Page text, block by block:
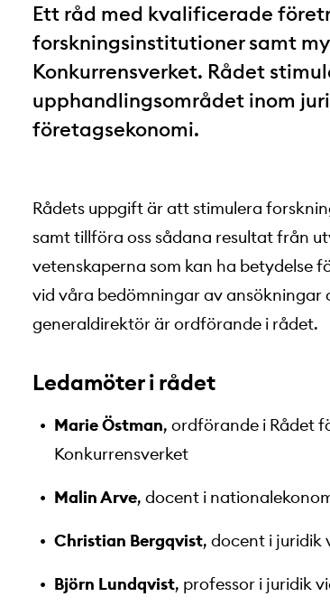
Ett råd med kvalificerade
forskningsinstitutioner samt
Konkurrensverket. Rådet
upphandlingsområdet inom
företagsekonomi.
Rådets uppgift är att stimulera
samt tillföra oss sådana resultat från
vetenskaperna som kan ha betydelse
vid våra bedömningar av ansökningar
generaldirektör är ordförande i rådet.
Ledamöter i rådet
Marie Östman, ordförande i Rådet
Konkurrensverket
Malin Arve, docent i
Christian Bergqvist, docent i juridik
Björn Lundqvist, professor i juridik